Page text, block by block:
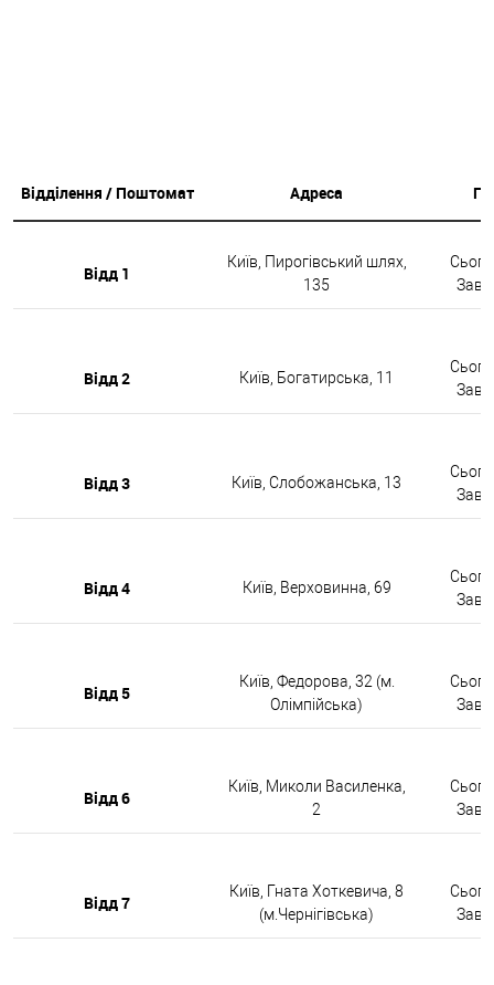
Відділення / Поштомат Адреса
Відд 1
Київ, Пирогівський шлях,
135
Відд 2 Київ, Богатирська, 11
Відд 3 Київ, Слобожанська, 13
Відд 4 Київ, Верховинна, 69
Відд 5
Київ, Федорова, 32 (м.
Олімпійська)
Відд 6
Київ, Миколи Василенка,
2
Відд 7
Київ, Гната Хоткевича, 8
(м.Чернігівська)